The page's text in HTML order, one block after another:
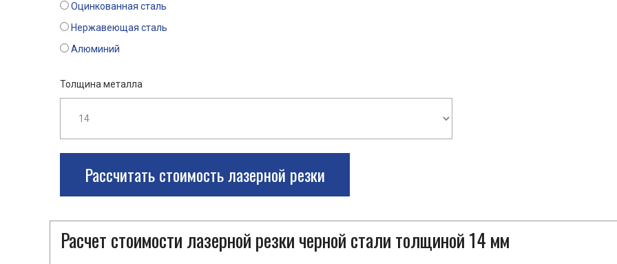
Оцинкованная сталь
Нержавеющая сталь
Алюминий
Толщина металла
Рассчитать стоимость лазерной резки
Расчет стоимости лазерной резки черной стали толщиной 14 мм